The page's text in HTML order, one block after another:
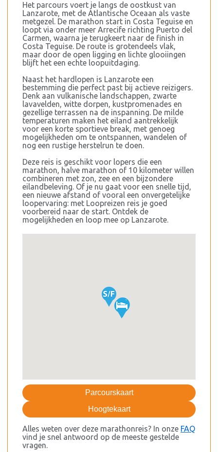
Het parcours voert je langs de oostkust van
Lanzarote, met de Atlantische Oceaan als vaste
metgezel. De marathon start in Costa Teguise en
loopt via onder meer Arrecife richting Puerto del
Carmen, waarna je terugkeert naar de finish in
Costa Teguise. De route is grotendeels vlak,
maar door de open ligging en lichte glooiingen
blijft het een echte loopuitdaging.
Naast het hardlopen is Lanzarote een
bestemming die perfect past bij actieve reizigers.
Denk aan vulkanische landschappen, zwarte
lavavelden, witte dorpen, kustpromenades en
gezellige terrassen na de inspanning. De milde
temperaturen maken het eiland aantrekkelijk
voor een korte sportieve break, met genoeg
mogelijkheden om te ontspannen, wandelen of
nog een rustige herstelrun te doen.
Deze reis is geschikt voor lopers die een
marathon, halve marathon of 10 kilometer willen
combineren met zon, zee en een bijzondere
eilandbeleving. Of je nu gaat voor een snelle tijd,
een nieuwe afstand of vooral een onvergetelijke
loopervaring: met Loopreizen reis je goed
voorbereid naar de start. Ontdek de
mogelijkheden en loop mee op Lanzarote.
Parcourskaart
Hoogtekaart
Alles weten over deze marathonreis? In onze FAQ
vind je snel antwoord op de meeste gestelde
vragen.